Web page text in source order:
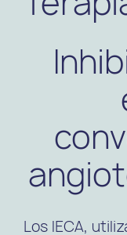
Los IECA,